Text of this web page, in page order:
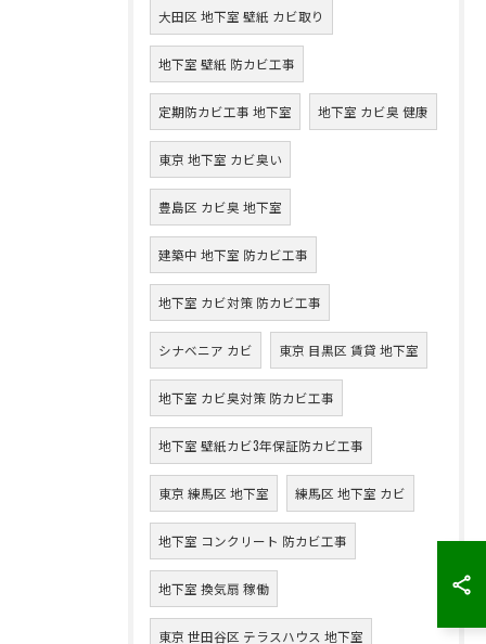
大田区 地下室 壁紙 カビ取り
地下室 壁紙 防カビ工事
定期防カビ工事 地下室 地下室 カビ臭 健康
東京 地下室 カビ臭い
豊島区 カビ臭 地下室
建築中 地下室 防カビ工事
地下室 カビ対策 防カビ工事
シナベニア カビ 東京 目黒区 賃貸 地下室
地下室 カビ臭対策 防カビ工事
地下室 壁紙カビ3年保証防カビ工事
東京 練馬区 地下室 練馬区 地下室 カビ
地下室 コンクリート 防カビ工事
地下室 換気扇 稼働
東京 世田谷区 テラスハウス 地下室